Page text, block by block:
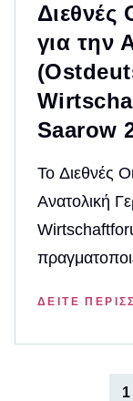
Διεθνές
για την
Saarow
Το Διεθνές
Ανατολική
ΔΕΊΤΕ
1